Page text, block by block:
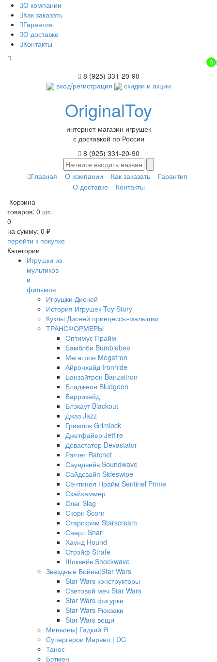
О компании
Как заказать
Гарантия
О доставке
Контакты
0
8 (925) 331-20-90
вход/регистрация
скидки и акции
OriginalToy
интернет-магазин игрушек
с доставкой по России
8 (925) 331-20-90
Главная О компании Как заказать
Гарантия
О доставке
Контакты
Корзина
товаров: 0 шт.
0
на сумму: 0 ₽
перейти к покупке
Категории
Игрушки из
мультиков
и
фильмов
Игрушки Дисней
История Игрушек Toy Story
Куклы Дисней принцессы-малышки
ТРАНСФОРМЕРЫ
Оптимус Прайм
Бамблби Bumblebee
Мегатрон Megatron
Айронхайд Ironhide
Банзайтрон Banzaitron
Бладжеон Bludgeon
Баррикейд
Блэкаут Blackout
Джаз Jazz
Гримлок Grimlock
Джетфайер Jetfire
Девастатор Devastator
Рэтчет Ratchet
Саундвейв Soundwave
Сайдсвайп Sideswipe
Сентинел Прайм Sentinel Prime
Скайхаммер
Слаг Slag
Скорн Scorn
Старскрим Starscream
Снарл Snarl
Хаунд Hound
Стрэйф Strafe
Шоквейв Shockwave
Звездные Войны|Star Wars
Star Wars конструкторы
Световой меч Star Wars
Star Wars фигурки
Star Wars Рюкзаки
Star Wars вещи
Миньоны| Гадкий Я
Супергерои Марвел | DC
Танос
Бэтмен